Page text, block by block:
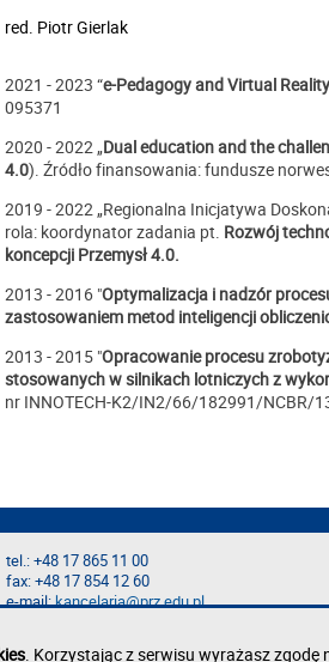
red. Piotr Gierlak
2021 - 2023 “e-Pedagogy and Virtual
095371
2020 - 2022 „Dual education and the
4.0). Źródło finansowania: fundusze
2019 - 2022 „Regionalna Inicjatywa
rola: koordynator zadania pt. Rozwój
koncepcji Przemysł 4.0.
2013 - 2016 "Optymalizacja i nadzór
zastosowaniem metod inteligencji
2013 - 2015 "Opracowanie procesu
stosowanych w silnikach lotniczych z
nr INNOTECH-K2/IN2/66/182991/NCBR/
tel.: +48 17 865 11 00
fax: +48 17 854 12 60
e-mail:kancelaria@prz.edu.pl
. Korzystając z serwisu wyrażasz